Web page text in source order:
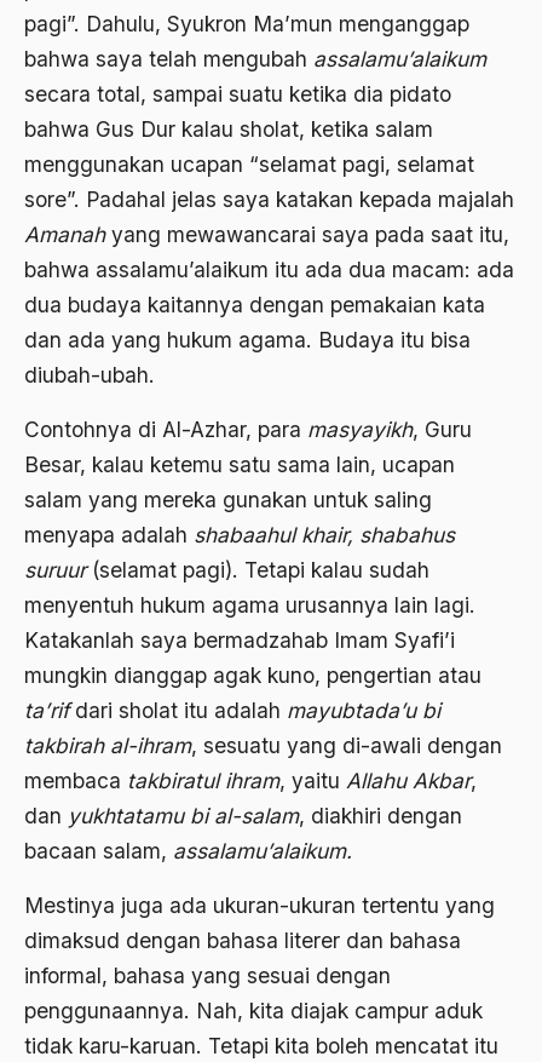
pagi”. Dahulu, Syukron Ma’mun menganggap
bahwa saya telah mengubah assalamu’alaikum
secara total, sampai suatu ketika dia pidato
bahwa Gus Dur kalau sholat, ketika salam
menggunakan ucapan “selamat pagi, selamat
sore”. Padahal jelas saya katakan kepada majalah
Amanahyang mewawancarai saya pada saat itu,
bahwa assalamu’alaikum itu ada dua macam: ada
dua budaya kaitannya dengan pemakaian kata
dan ada yang hukum agama. Budaya itu bisa
diubah-ubah.
Contohnya di Al-Azhar, para masyayikh, Guru
Besar, kalau ketemu satu sama lain, ucapan
salam yang mereka gunakan untuk saling
menyapa adalah shabaahul khair, shabahus
suruur(selamat pagi). Tetapi kalau sudah
menyentuh hukum agama urusannya lain lagi.
Katakanlah saya bermadzahab Imam Syafi’i
mungkin dianggap agak kuno, pengertian atau
ta’rifdari sholat itu adalah mayubtada’u bi
takbirah al-ihram, sesuatu yang di-awali dengan
membaca takbiratul ihram, yaitu Allahu Akbar,
dan yukhtatamu bi al-salam, diakhiri dengan
bacaan salam, assalamu’alaikum.
Mestinya juga ada ukuran-ukuran tertentu yang
dimaksud dengan bahasa literer dan bahasa
informal, bahasa yang sesuai dengan
penggunaannya. Nah, kita diajak campur aduk
tidak karu-karuan. Tetapi kita boleh mencatat itu
Ben Anderson
Benazir Bhutto
bencana alam
benny moerdani
Beragama Secara Inklusif
Berdzikir
Betawi
BHairawa
Bharatiya Janatha Party
Bhineka Tunggal Ika
Bhinneka Tunggal Ika
biaya
Bid'ah Phoby
Bidan NU
Bidang Budaya dan Sastra
Bidang Kebudayaan
Bidang Niaga
Bidang Produksi